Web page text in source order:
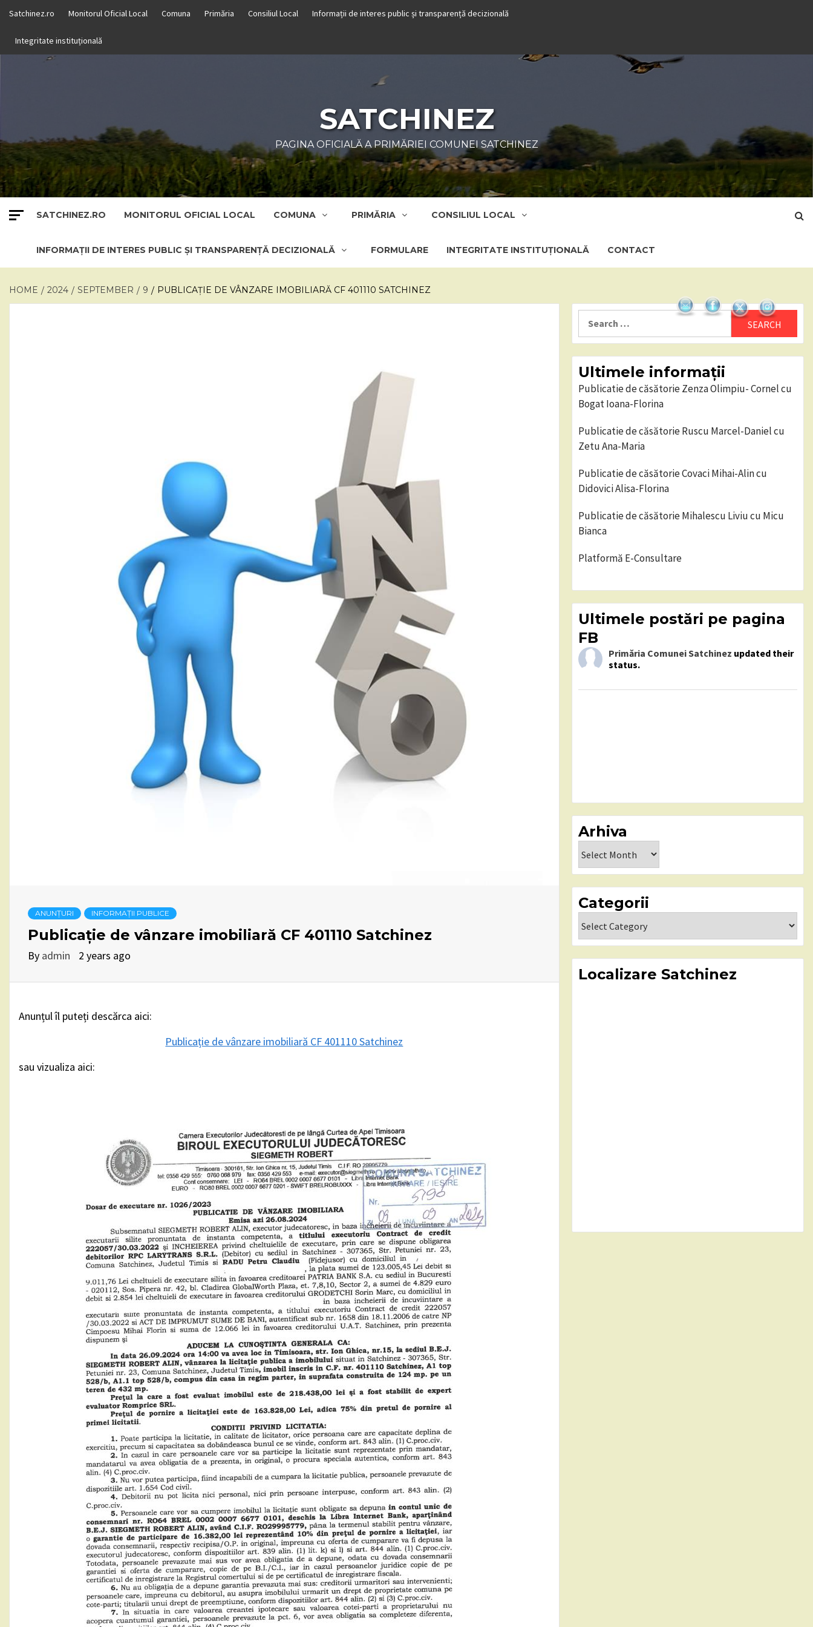
content
Satchinez.ro Monitorul Oficial Local Comuna Primăria Consiliul Local Informații de interes public și transparență decizională
Integritate instituțională
SATCHINEZ
PAGINA OFICIALĂ A PRIMĂRIEI COMUNEI SATCHINEZ
SATCHINEZ.RO MONITORUL OFICIAL LOCAL COMUNA PRIMĂRIA CONSILIUL LOCAL
INFORMAȚII DE INTERES PUBLIC ȘI TRANSPARENȚĂ DECIZIONALĂ FORMULARE INTEGRITATE INSTITUȚIONALĂ CONTACT
HOME 2024 SEPTEMBER 9 PUBLICAȚIE DE VÂNZARE IMOBILIARĂ CF 401110 SATCHINEZ
ANUNȚURI INFORMAȚII PUBLICE
Publicație de vânzare imobiliară CF 401110 Satchinez
By admin 2 years ago
Anunțul îl puteți descărca aici:
Publicație de vânzare imobiliară CF 401110 Satchinez
sau vizualiza aici:
Ultimele informații
Publicatie de căsătorie Zenza Olimpiu- Cornel cu
Bogat Ioana-Florina
Publicatie de căsătorie Ruscu Marcel-Daniel cu
Zetu Ana-Maria
Publicatie de căsătorie Covaci Mihai-Alin cu
Didovici Alisa-Florina
Publicatie de căsătorie Mihalescu Liviu cu Micu
Bianca
Platformă E-Consultare
Ultimele postări pe pagina
FB
Primăria Comunei Satchinez updated their
status.
Arhiva
Categorii
Localizare Satchinez